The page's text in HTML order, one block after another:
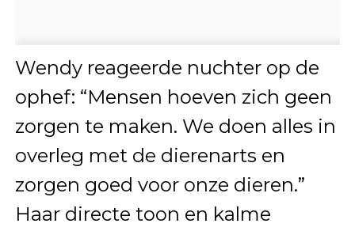
Wendy reageerde nuchter op de
ophef: “Mensen hoeven zich geen
zorgen te maken. We doen alles in
overleg met de dierenarts en
zorgen goed voor onze dieren.”
Haar directe toon en kalme